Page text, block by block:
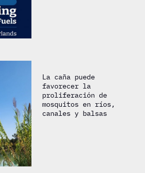
La caña puede
favorecer la
proliferación de
mosquitos en ríos,
canales y balsas